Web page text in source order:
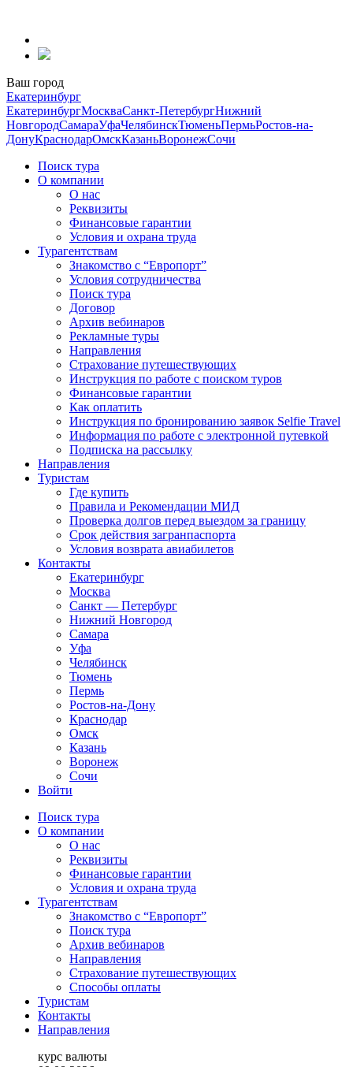
содержанию
Ваш город
Екатеринбург
ЕкатеринбургМоскваСанкт-ПетербургНижний
НовгородСамараУфаЧелябинскТюменьПермьРостов-на-
ДонуКраснодарОмскКазаньВоронежСочи
Поиск тура
О компании
О нас
Реквизиты
Финансовые гарантии
Условия и охрана труда
Турагентствам
Знакомство с “Европорт”
Условия сотрудничества
Поиск тура
Договор
Архив вебинаров
Рекламные туры
Направления
Страхование путешествующих
Инструкция по работе с поиском туров
Финансовые гарантии
Как оплатить
Инструкция по бронированию заявок Selfie Travel
Информация по работе с электронной путевкой
Подписка на рассылку
Направления
Туристам
Где купить
Правила и Рекомендации МИД
Проверка долгов перед выездом за границу
Срок действия загранпаспорта
Условия возврата авиабилетов
Контакты
Екатеринбург
Москва
Санкт — Петербург
Нижний Новгород
Самара
Уфа
Челябинск
Тюмень
Пермь
Ростов-на-Дону
Краснодар
Омск
Казань
Воронеж
Сочи
Войти
Поиск тура
О компании
О нас
Реквизиты
Финансовые гарантии
Условия и охрана труда
Турагентствам
Знакомство с “Европорт”
Поиск тура
Архив вебинаров
Направления
Страхование путешествующих
Способы оплаты
Туристам
Контакты
Направления
курс валюты